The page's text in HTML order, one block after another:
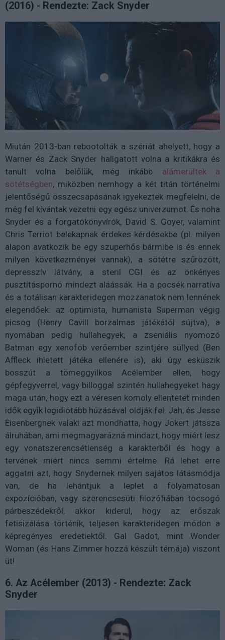
(2016) - Rendezte: Zack Snyder
Miután 2013-ban rebootolták a szériát ahelyett, hogy a
Warner és Zack Snyder hallgatott volna a kritikákra és
tanult volna belőlük, még inkább alámerültek a
sötétségben, miközben nemhogy a két titán történelmi
jelentőségű összecsapásának igyekeztek megfelelni, de
még fel kívántak vezetni egy egész univerzumot. És noha
Snyder és a forgatókönyvírók, David S. Goyer, valamint
Chris Terriot belekapnak érdekes kérdésekbe (pl. milyen
alapon avatkozik be egy szuperhős bármibe is és ennek
milyen következményei vannak), a sötétre szűrözött,
depresszív látvány, a steril CGI és az önkényes
pusztításpornó mindezt aláássák. Ha a pocsék narratíva
és a totálisan karakteridegen mozzanatok nem lennének
elegendőek: az optimista, humanista Superman végig
picsog (Henry Cavill borzalmas játékától sújtva), a
nyomában pedig hullahegyek, a zseniális nyomozó
Batman egy xenofób verőember szintjére süllyed (Ben
Affleck ihletett játéka ellenére is), aki úgy esküszik
bosszút a tömeggyilkos Acélember ellen, hogy
gépfegyverrel, vagy billoggal szintén hullahegyeket hagy
maga után, hogy ezt a véresen komoly ellentétet minden
idők egyik legidiótább húzásával oldják fel. Jah, és Jesse
Eisenbergnek valaki azt mondhatta, hogy Jokert játssza
álruhában, ami megmagyarázná mindazt, hogy miért lesz
egy vonatszerencsétlenség a karakterből és hogy a
tervének miért nincs semmi értelme. Rá lehet erre
aggatni azt, hogy Snydernek milyen sajátos látásmódja
van, de ha lehántjuk a leplet a folyamatosan
expozícióban, vagy szerencsesüti filozófiában tocsogó
párbeszédekről, akkor kiderül, hogy az erőszak
fetisizálása történik, teljesen karakteridegen módon a
képregényes eredetiektől. Gal Gadot, mint Wonder
Woman (és Hans Zimmer hozzá készült témája) viszont
üt!
6. Az Acélember (2013) - Rendezte: Zack
Snyder